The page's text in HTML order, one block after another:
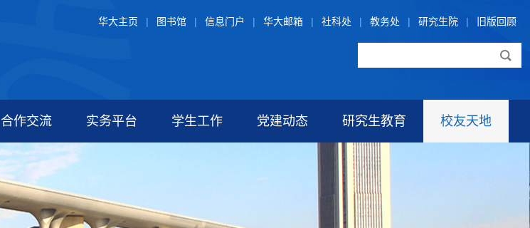
华大主页 | 图书馆 | 信息门户 | 华大邮箱 | 社科处 | 教务处 | 研究生院 | 旧版回顾
合作交流 实务平台 学生工作 党建动态 研究生教育 校友天地